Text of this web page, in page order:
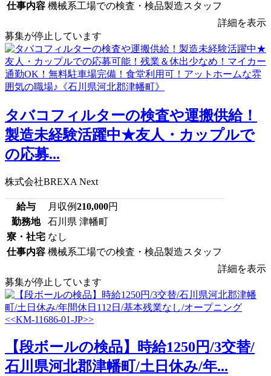
仕事内容 機械系工場での検査・検品製造スタッフ
詳細を表示
募集が停止しています
タバコフィルターの検査や運搬供給！
製造未経験活躍中★友人・カップルで
の応募...
株式会社BREXA Next
給与 月収例210,000円
勤務地
石川県 津幡町
寮・社宅 なし
仕事内容 機械系工場での検査・検品製造スタッフ
詳細を表示
募集が停止しています
【段ボールの検品】時給1250円/3交替/
石川県河北郡津幡町/土日休み/年...